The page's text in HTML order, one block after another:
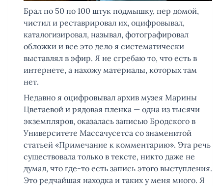
Брал по 50 по 100 штук подмышку, пер домой,
чистил и реставрировал их, оцифровывал,
каталогизировал, называл, фотографировал
обложки и все это дело я систематически
выставлял в эфир. Я не сгребаю то, что есть в
интернете, а нахожу материалы, которых там
нет.
Недавно я оцифровывал архив музея Марины
Цветаевой и рядовая пленка — одна из тысячи
экземпляров, оказалась записью Бродского в
Университете Массачусетса со знаменитой
статьей «Примечание к комментарию». Эта речь
существовала только в тексте, никто даже не
думал, что где-то есть запись этого выступления.
Это редчайшая находка и таких у меня много. Я